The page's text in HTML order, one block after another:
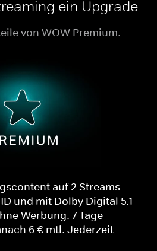
ein Upgrade
von WOW Premium.
auf 2 Streams
und mit Dolby Digital 5.1
Werbung. 7 Tage
6 € mtl. Jederzeit